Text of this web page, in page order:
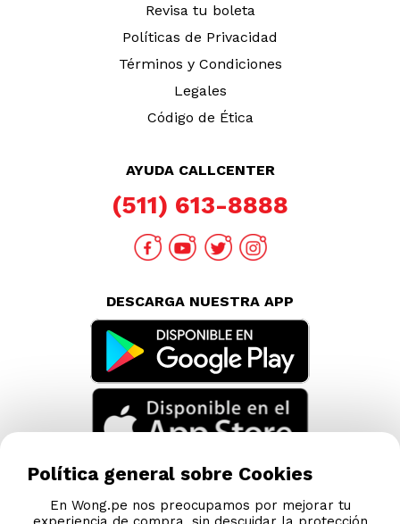
Revisa tu boleta
Políticas de Privacidad
Términos y Condiciones
Legales
Código de Ética
AYUDA CALLCENTER
(511) 613-8888
DESCARGA NUESTRA APP
Política general sobre Cookies
En Wong.pe nos preocupamos por mejorar tu